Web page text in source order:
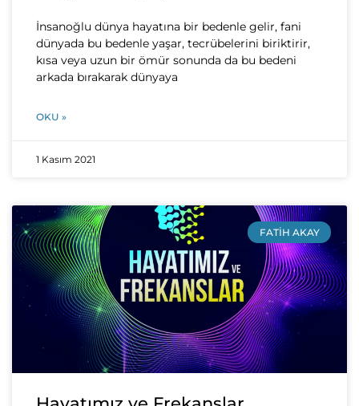
İnsanoğlu dünya hayatına bir bedenle gelir, fani
dünyada bu bedenle yaşar, tecrübelerini biriktirir,
kısa veya uzun bir ömür sonunda da bu bedeni
arkada bırakarak dünyaya
OKU »
1 Kasım 2021
FATIH AKAY